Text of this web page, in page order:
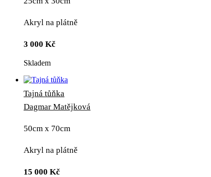
Akryl na plátně
3 000 Kč
Skladem
Tajná tůňka
Dagmar Matějková
50cm x 70cm
Akryl na plátně
15 000 Kč